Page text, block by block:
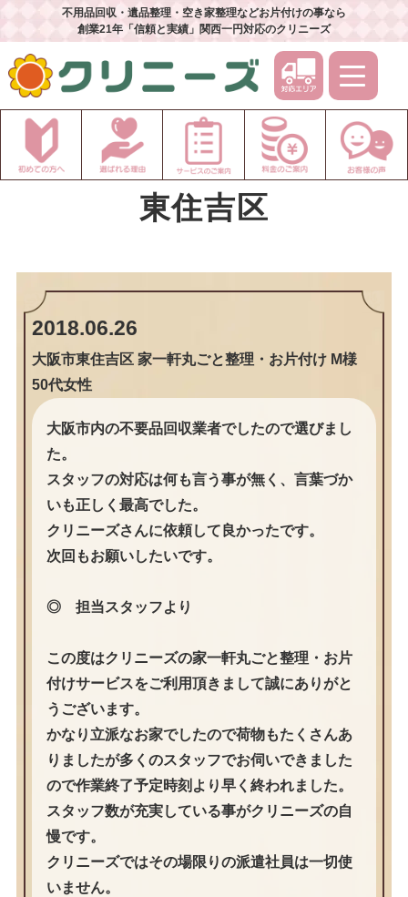
不用品回収・遺品整理・空き家整理などお片付けの事なら
創業21年「信頼と実績」関西一円対応のクリニーズ
東住吉区
2018.06.26
大阪市東住吉区 家一軒丸ごと整理・お片付け M様
50代女性
大阪市内の不要品回収業者でしたので選びまし
た。
スタッフの対応は何も言う事が無く、言葉づか
いも正しく最高でした。
クリニーズさんに依頼して良かったです。
次回もお願いしたいです。
◎ 担当スタッフより
この度はクリニーズの家一軒丸ごと整理・お片
付けサービスをご利用頂きまして誠にありがと
うございます。
かなり立派なお家でしたので荷物もたくさんあ
りましたが多くのスタッフでお伺いできました
ので作業終了予定時刻より早く終われました。
スタッフ数が充実している事がクリニーズの自
慢です。
クリニーズではその場限りの派遣社員は一切使
いません。